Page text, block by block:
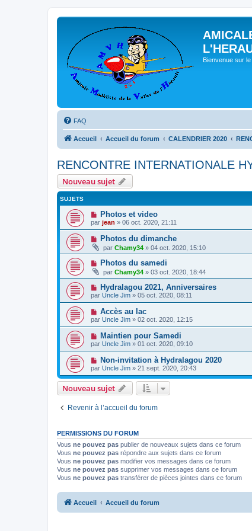
Bienvenue sur
FAQ
Accueil Accueil du forum CALENDRIER 2020
RENCONTRE INTERNATIONALE
Nouveau sujet
SUJETS
Photos et video
par jean » 06 oct. 2020, 21:11
Photos du dimanche
par Chamy34 » 04 oct. 2020, 15:10
Photos du samedi
par Chamy34 » 03 oct. 2020, 18:44
Hydralagou 2021, Anniversaires
par Uncle Jim » 05 oct. 2020, 08:11
Accès au lac
par Uncle Jim » 02 oct. 2020, 12:15
Maintien pour Samedi
par Uncle Jim » 01 oct. 2020, 09:10
Non-invitation à Hydralagou 2020
par Uncle Jim » 21 sept. 2020, 20:43
Nouveau sujet
Revenir à l’accueil du forum
PERMISSIONS DU FORUM
Vous ne pouvez pas publier de nouveaux sujets dans ce forum
Vous ne pouvez pas répondre aux sujets dans ce forum
Vous ne pouvez pas modifier vos messages dans ce forum
Vous ne pouvez pas supprimer vos messages dans ce forum
Vous ne pouvez pas transférer de pièces jointes dans ce forum
Accueil Accueil du forum